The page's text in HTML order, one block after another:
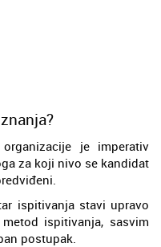
je imperativ
za koji nivo se kandidat
ispitivanja stavi upravo
ispitivanja, sasvim
postupak.